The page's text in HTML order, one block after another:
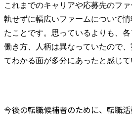
これまでのキャリアや応募先のフ
執せずに幅広いファームについて
たことです。思っているよりも、
働き方、人柄は異なっていたので
てわかる面が多分にあったと感じて
今後の転職候補者のために、転職